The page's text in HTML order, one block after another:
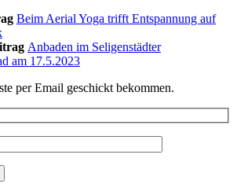
Beim Aerial Yoga trifft Entspannung auf
Anbaden im Seligenstädter
am 17.5.2023
per Email geschickt bekommen.